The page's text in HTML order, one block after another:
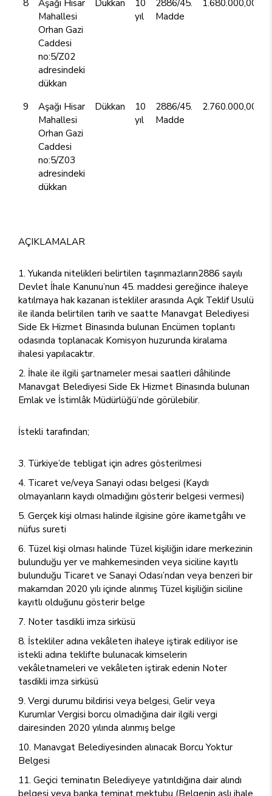
8
Aşağı Hisar
Mahallesi
Orhan Gazi
Caddesi
no:5/Z02
adresindeki
dükkan
Dükkan
10
yıl
2886/45.
Madde
1.680.000,00TL
9
Aşağı Hisar
Mahallesi
Orhan Gazi
Caddesi
no:5/Z03
adresindeki
dükkan
Dükkan
10
yıl
2886/45.
Madde
2.760.000,00TL
AÇIKLAMALAR
Yukarıda nitelikleri belirtilen taşınmazların2886 sayılı
Devlet İhale Kanunu’nun 45. maddesi gereğince ihaleye
katılmaya hak kazanan istekliler arasında Açık Teklif Usulü
ile ilanda belirtilen tarih ve saatte Manavgat Belediyesi
Side Ek Hizmet Binasında bulunan Encümen toplantı
odasında toplanacak Komisyon huzurunda kiralama
ihalesi yapılacaktır.
İhale ile ilgili şartnameler mesai saatleri dâhilinde
Manavgat Belediyesi Side Ek Hizmet Binasında bulunan
Emlak ve İstimlâk Müdürlüğü’nde görülebilir.
İstekli tarafından;
Türkiye’de tebligat için adres gösterilmesi
Ticaret ve/veya Sanayi odası belgesi (Kaydı
olmayanların kaydı olmadığını gösterir belgesi vermesi)
Gerçek kişi olması halinde ilgisine göre ikametgâhı ve
nüfus sureti
Tüzel kişi olması halinde Tüzel kişiliğin idare merkezinin
bulunduğu yer ve mahkemesinden veya siciline kayıtlı
bulunduğu Ticaret ve Sanayi Odası’ndan veya benzeri bir
makamdan 2020 yılı içinde alınmış Tüzel kişiliğin siciline
kayıtlı olduğunu gösterir belge
Noter tasdikli imza sirküsü
İstekliler adına vekâleten ihaleye iştirak ediliyor ise
istekli adına teklifte bulunacak kimselerin
vekâletnameleri ve vekâleten iştirak edenin Noter
tasdikli imza sirküsü
Vergi durumu bildirisi veya belgesi, Gelir veya
Kurumlar Vergisi borcu olmadığına dair ilgili vergi
dairesinden 2020 yılında alınmış belge
Manavgat Belediyesinden alınacak Borcu Yoktur
Belgesi
Geçici teminatın Belediyeye yatırıldığına dair alındı
belgesi veya banka teminat mektubu (Belgenin aslı ihale